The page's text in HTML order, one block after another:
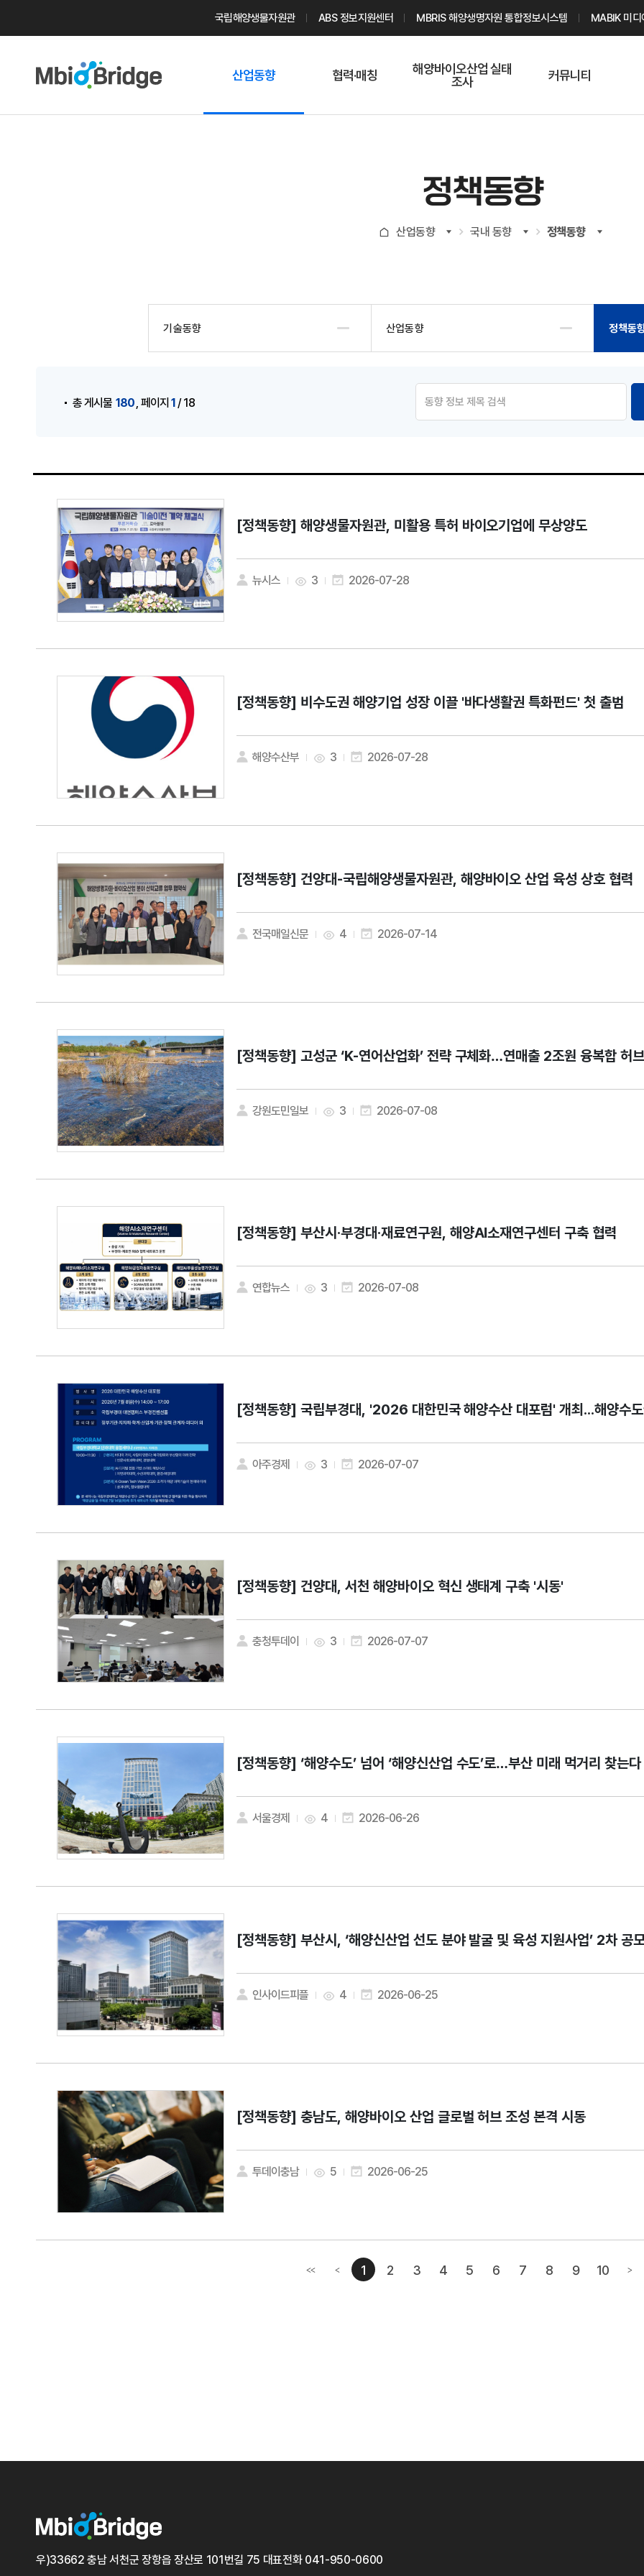
국립해양생물자원관 ABS 정보지원센터 MBRIS 해양생명자원 통합정보시스템 MABIK 미디
산업동향 협력·매칭
해양바이오산업 실태
조사
커뮤니티
해양바이오
기업현황
정책동향
산업동향 국내 동향 정책동향
기술동향 산업동향 정책동
총 게시물 180 ,페이지1/ 18
[정책동향] 해양생물자원관, 미활용 특허 바이오기업에 무상양도
뉴시스 3 2026-07-28
[정책동향] 비수도권 해양기업 성장 이끌 '바다생활권 특화펀드' 첫 출범
해양수산부 3 2026-07-28
[정책동향] 건양대-국립해양생물자원관, 해양바이오 산업 육성 상호 협력
전국매일신문 4 2026-07-14
[정책동향] 고성군 ‘K-연어산업화’ 전략 구체화…연매출 2조원 융복합 허
강원도민일보 3 2026-07-08
[정책동향] 부산시·부경대·재료연구원, 해양AI소재연구센터 구축 협력
연합뉴스 3 2026-07-08
[정책동향] 국립부경대, '2026 대한민국 해양수산 대포럼' 개최...해양수
아주경제 3 2026-07-07
[정책동향] 건양대, 서천 해양바이오 혁신 생태계 구축 '시동'
충청투데이 3 2026-07-07
[정책동향] ‘해양수도’ 넘어 ‘해양신산업 수도’로…부산 미래 먹거리 찾는다
서울경제 4 2026-06-26
[정책동향] 부산시, ‘해양신산업 선도 분야 발굴 및 육성 지원사업’ 2차 공
인사이드피플 4 2026-06-25
[정책동향] 충남도, 해양바이오 산업 글로벌 허브 조성 본격 시동
투데이충남 5 2026-06-25
<<첫번째페이지
<이전페이지
1 2 3 4 5 6 7 8 9 10 >다
우)33662 충남 서천군 장항읍 장산로 101번길 75 대표전화 041-950-0600